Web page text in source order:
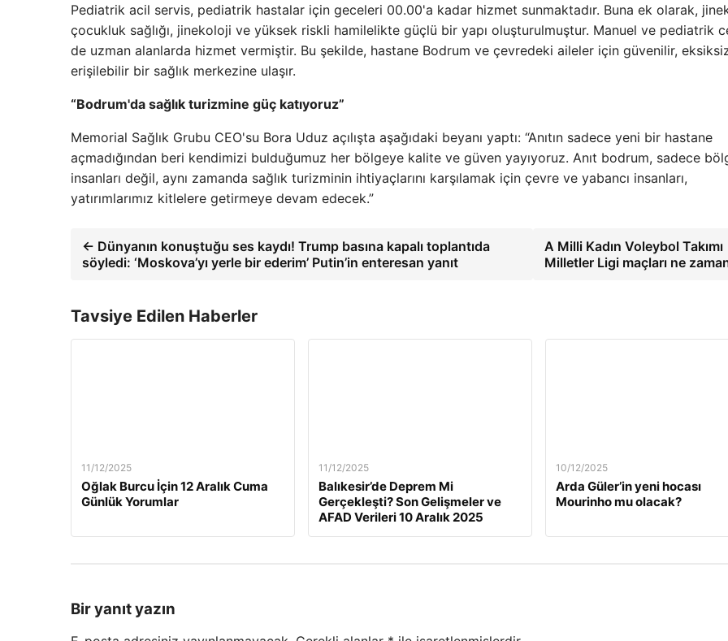
Pediatrik acil servis, pediatrik hastalar için geceleri 00.00'a kadar hizmet sunmaktadır. Buna ek olarak,
çocukluk sağlığı, jinekoloji ve yüksek riskli hamilelikte güçlü bir yapı oluşturulmuştur. Manuel ve pediatrik
de uzman alanlarda hizmet vermiştir. Bu şekilde, hastane Bodrum ve çevredeki aileler için güvenilir,
erişilebilir bir sağlık merkezine ulaşır.
“Bodrum'da sağlık turizmine güç katıyoruz”
Memorial Sağlık Grubu CEO'su Bora Uduz açılışta aşağıdaki beyanı yaptı: “Anıtın sadece yeni bir hastane
açmadığından beri kendimizi bulduğumuz her bölgeye kalite ve güven yayıyoruz. Anıt bodrum, sadece
insanları değil, aynı zamanda sağlık turizminin ihtiyaçlarını karşılamak için çevre ve yabancı insanları,
yatırımlarımız kitlelere getirmeye devam edecek.”
← Dünyanın konuştuğu ses kaydı! Trump basına kapalı toplantıda
söyledi: ‘Moskova’yı yerle bir ederim’ Putin’in enteresan yanıt
A Milli Kadın Voleybol Takımı
Milletler Ligi maçları ne
Tavsiye Edilen Haberler
11/12/2025
Oğlak Burcu İçin 12 Aralık Cuma
Günlük Yorumlar
11/12/2025
Balıkesir’de Deprem Mi
Gerçekleşti? Son Gelişmeler ve
AFAD Verileri 10 Aralık 2025
10/12/2025
Arda Güler’in yeni hocası
Mourinho mu olacak?
Bir yanıt yazın